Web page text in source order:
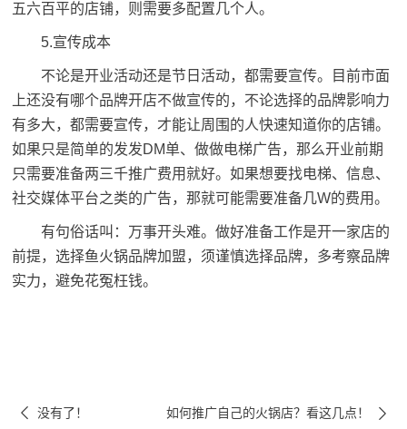
五六百平的店铺，则需要多配置几个人。
5.宣传成本
不论是开业活动还是节日活动，都需要宣传。目前市面
上还没有哪个品牌开店不做宣传的，不论选择的品牌影响力
有多大，都需要宣传，才能让周围的人快速知道你的店铺。
如果只是简单的发发DM单、做做电梯广告，那么开业前期
只需要准备两三千推广费用就好。如果想要找电梯、信息、
社交媒体平台之类的广告，那就可能需要准备几W的费用。
有句俗话叫：万事开头难。做好准备工作是开一家店的
前提，选择鱼火锅品牌加盟，须谨慎选择品牌，多考察品牌
实力，避免花冤枉钱。
没有了！ 
如何推广自己的火锅店？看这几点！